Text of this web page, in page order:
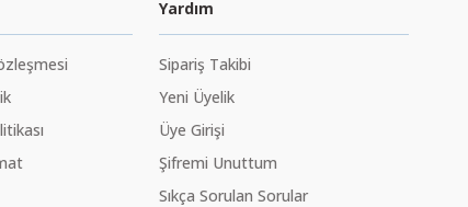
Yardım
Sipariş Takibi
Yeni Üyelik
Üye Girişi
Şifremi Unuttum
Sıkça Sorulan Sorular